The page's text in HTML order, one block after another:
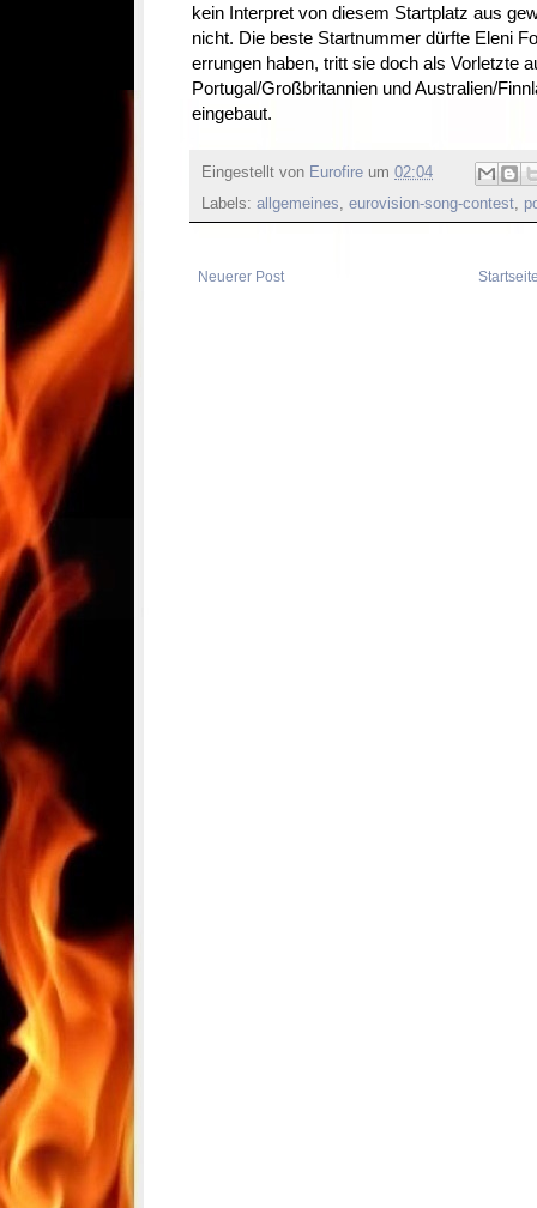
kein Interpret von diesem Startplatz aus
nicht. Die beste Startnummer dürfte Eleni
errungen haben, tritt sie doch als Vorletzte
Portugal/Großbritannien und Australien/
eingebaut.
Eingestellt von Eurofire um 02:04
Labels: allgemeines, eurovision-song-contest,
Neuerer Post